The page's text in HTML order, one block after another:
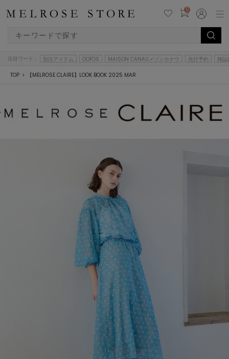
0
注目ワード： 別注アイテム OOFOS MAISON CANAUメゾンカナウ 先行予約 雑誌
TOP 【MELROSE CLAIRE】LOOK BOOK 2025 MAR